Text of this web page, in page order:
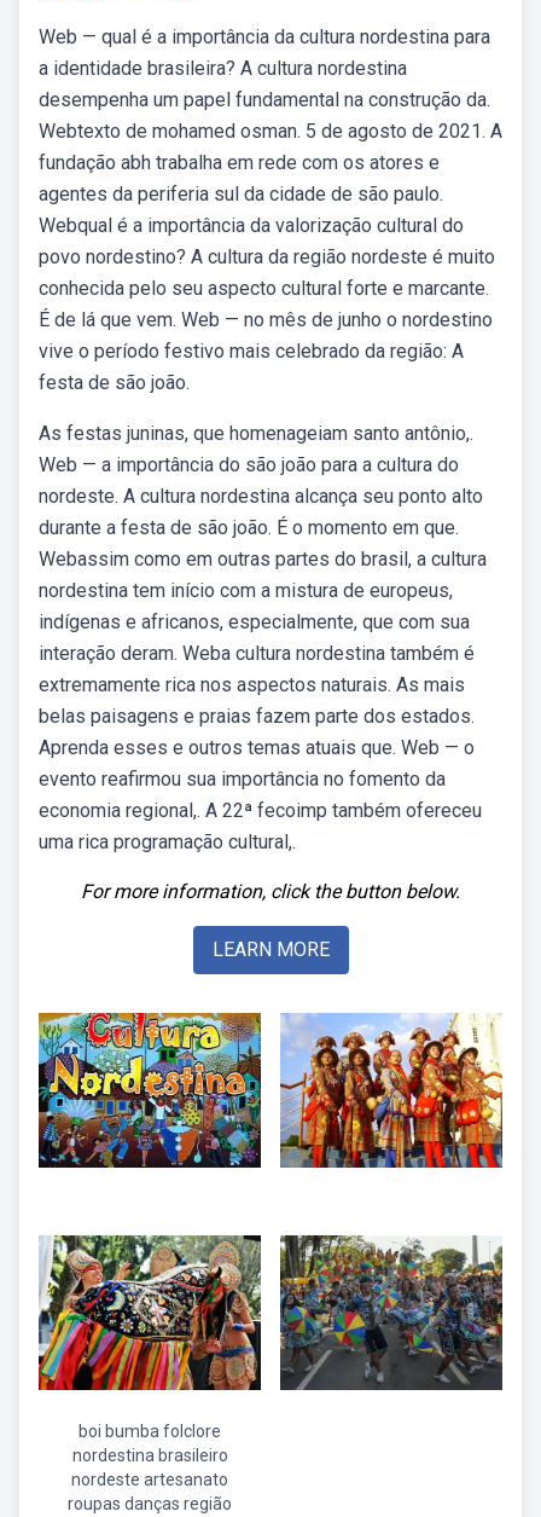
Web — qual é a importância da cultura nordestina para
a identidade brasileira? A cultura nordestina
desempenha um papel fundamental na construção da.
Webtexto de mohamed osman. 5 de agosto de 2021. A
fundação abh trabalha em rede com os atores e
agentes da periferia sul da cidade de são paulo.
Webqual é a importância da valorização cultural do
povo nordestino? A cultura da região nordeste é muito
conhecida pelo seu aspecto cultural forte e marcante.
É de lá que vem. Web — no mês de junho o nordestino
vive o período festivo mais celebrado da região: A
festa de são joão.
As festas juninas, que homenageiam santo antônio,.
Web — a importância do são joão para a cultura do
nordeste. A cultura nordestina alcança seu ponto alto
durante a festa de são joão. É o momento em que.
Webassim como em outras partes do brasil, a cultura
nordestina tem início com a mistura de europeus,
indígenas e africanos, especialmente, que com sua
interação deram. Weba cultura nordestina também é
extremamente rica nos aspectos naturais. As mais
belas paisagens e praias fazem parte dos estados.
Aprenda esses e outros temas atuais que. Web — o
evento reafirmou sua importância no fomento da
economia regional,. A 22ª fecoimp também ofereceu
uma rica programação cultural,.
For more information, click the button below.
LEARN MORE
boi bumba folclore
nordestina brasileiro
nordeste artesanato
roupas danças região